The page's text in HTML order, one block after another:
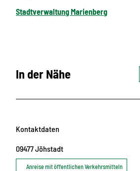
Stadtverwaltung Marienberg
In der Nähe
Kontaktdaten
09477Jöhstadt
Anreise mit öffentlichen Verkehrsmitteln